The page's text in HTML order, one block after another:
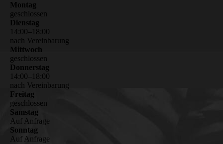
Montag
geschlossen
Dienstag
14:00– 18:00
nach Vereinbarung
Mittwoch
geschlossen
Donnerstag
14:00– 18:00
nach Vereinbarung
Freitag
geschlossen
Samstag
Auf Anfrage
Sonntag
Auf Anfrage